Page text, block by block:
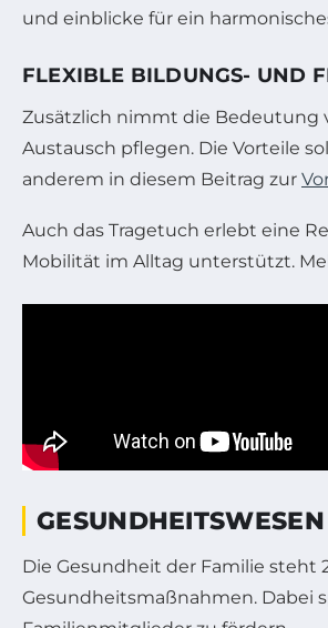
FLEXIBLE BILDUNGS- UND
Zusätzlich nimmt die Bedeutung
Austausch pflegen. Die Vorteile
anderem in diesem Beitrag zur
Auch das Tragetuch erlebt eine
Mobilität im Alltag unterstützt.
Die Gesundheit der Familie steht
Gesundheitsmaßnahmen. Dabei